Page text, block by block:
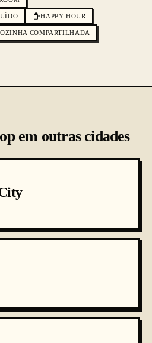
HAPPY HOUR
COMPARTILHADA
em outras cidades